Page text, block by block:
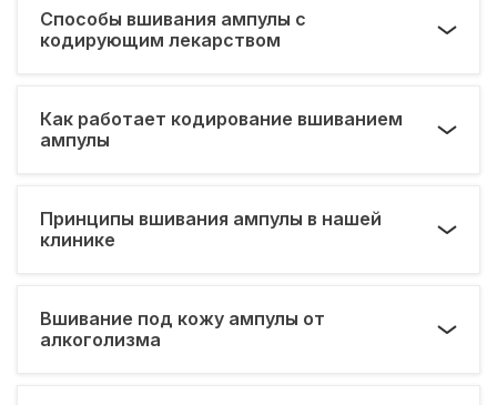
Способы вшивания ампулы с
кодирующим лекарством
Как работает кодирование вшиванием
ампулы
Принципы вшивания ампулы в нашей
клинике
Вшивание под кожу ампулы от
алкоголизма